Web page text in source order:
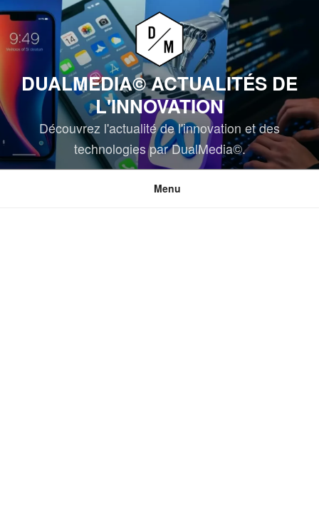
Aller
au
contenu
DUALMEDIA© ACTUALITÉS DE
L'INNOVATION
Découvrez l'actualité de l'innovation et des
technologies par DualMedia©.
Menu